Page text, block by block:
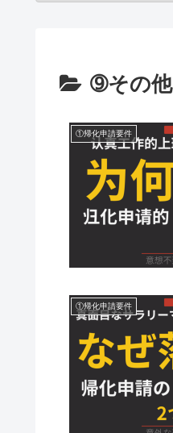
➈その他
①帰化申請要件
①帰化申請要件